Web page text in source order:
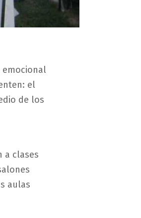
emocional
el
de los
a clases
aulas